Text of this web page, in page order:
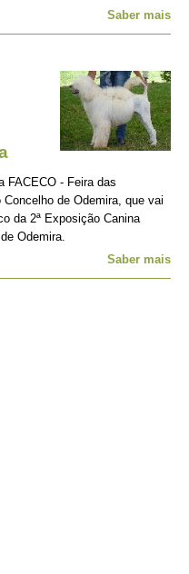
Saber mais
FACECO - Feira das
de Odemira, que vai
da 2ª Exposição Canina
Odemira.
Saber mais